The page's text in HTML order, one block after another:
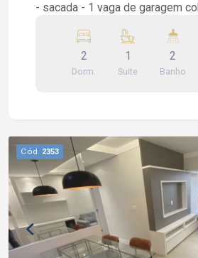
- sacada - 1 vaga de garagem coberta
dormitórios sendo 1 suíte com
sala de 2 ambientes com
lavabo, área de serviço e uma
CRECI 234.934 Whatsapp (12)
2
Dorm.
1
Suite
2
Banho
Cód. 2353